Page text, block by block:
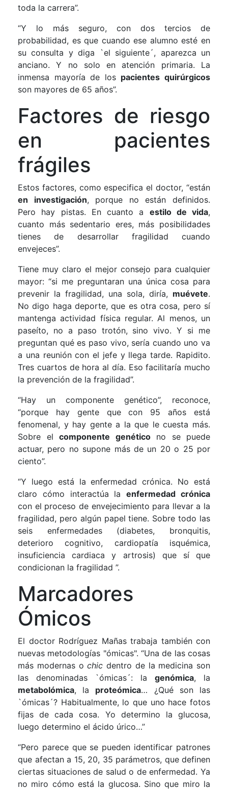
toda la carrera”.
“Y lo más seguro, con dos tercios de
probabilidad, es que cuando ese alumno esté en
su consulta y diga `el siguiente´, aparezca un
anciano. Y no solo en atención primaria. La
inmensa mayoría de los pacientes quirúrgicos
son mayores de 65 años”.
Factores de riesgo
en pacientes
frágiles
Estos factores, como especifica el doctor, “están
en investigación, porque no están definidos.
Pero hay pistas. En cuanto a estilo de vida,
cuanto más sedentario eres, más posibilidades
tienes de desarrollar fragilidad cuando
envejeces”.
Tiene muy claro el mejor consejo para cualquier
mayor: “si me preguntaran una única cosa para
prevenir la fragilidad, una sola, diría, muévete.
No digo haga deporte, que es otra cosa, pero sí
mantenga actividad física regular. Al menos, un
paseíto, no a paso trotón, sino vivo. Y si me
preguntan qué es paso vivo, sería cuando uno va
a una reunión con el jefe y llega tarde. Rapidito.
Tres cuartos de hora al día. Eso facilitaría mucho
la prevención de la fragilidad”.
“Hay un componente genético”, reconoce,
“porque hay gente que con 95 años está
fenomenal, y hay gente a la que le cuesta más.
Sobre el componente genéticono se puede
actuar, pero no supone más de un 20 o 25 por
ciento”.
“Y luego está la enfermedad crónica. No está
claro cómo interactúa laenfermedad crónica
con el proceso de envejecimiento para llevar a la
fragilidad, pero algún papel tiene. Sobre todo las
seis enfermedades (diabetes, bronquitis,
deterioro cognitivo, cardiopatía isquémica,
insuficiencia cardiaca y artrosis) que sí que
condicionan la fragilidad ”.
Marcadores
Ómicos
El doctor Rodríguez Mañas trabaja también con
nuevas metodologías "ómicas". “Una de las cosas
más modernas ochic dentro de la medicina son
las denominadas `ómicas´: la genómica, la
metabolómica, la proteómica… ¿Qué son las
`ómicas´? Habitualmente, lo que uno hace fotos
fijas de cada cosa. Yo determino la glucosa,
luego determino el ácido úrico…”
“Pero parece que se pueden identificar patrones
que afectan a 15, 20, 35 parámetros, que definen
ciertas situaciones de salud o de enfermedad. Ya
no miro cómo está la glucosa. Sino que miro la